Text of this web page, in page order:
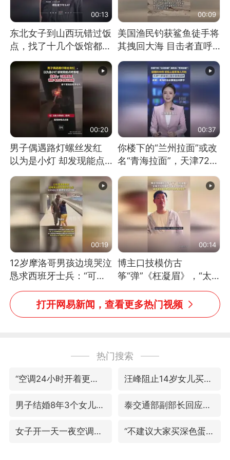
00:13
东北女子到山西玩错过饭
点，找了十几个饭馆都没
开门：午休到几点
00:09
美国渔民钓获鲨鱼徒手将
其拽回大海 目击者直呼
震惊 （视频来源：参考
消息）
00:20
男子偶遇路灯螺丝发红
以为是小灯 却发现能点
燃香烟 当事人：已报警
处理
00:37
你楼下的“兰州拉面”或改
名“青海拉面”，天津72家
面馆已集体更换招牌
00:19
12岁摩洛哥男孩边境哭泣
恳求西班牙士兵：“可不
可以不要把我遣返回国”
00:14
博主口技模仿古
筝“弹”《枉凝眉》，“太
像了～你是吃古筝长大的
吗？”“或将成为首位考级
不带古筝的选手。”（来
打开网易新闻，查看更多热门视频
热门搜索
“空调24小时开着更省电”不实 汪峰阻止14岁女儿买大牌
男子结婚8年3个女儿均非亲生 泰交通部副部长回应中国人遭歧视手势
女子开一天一夜空调后二氧化碳中毒 “不建议大家买深色蛋糕”